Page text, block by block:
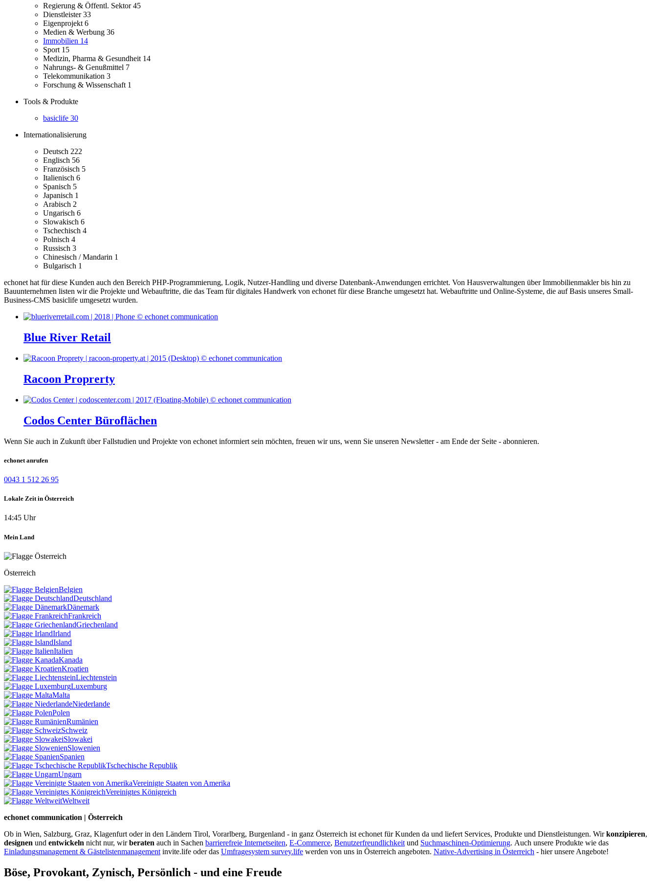
Regierung & Öffentl. Sektor45
Dienstleister33
Eigenprojekt 6
Medien & Werbung 36
Immobilien 14
Sport 15
Medizin, Pharma & Gesundheit 14
Nahrungs- & Genußmittel 7
Telekommunikation 3
Forschung & Wissenschaft 1
Tools & Produkte
basiclife 30
Internationalisierung
Deutsch 222
Englisch 56
Französisch 5
Italienisch 6
Spanisch 5
Japanisch 1
Arabisch 2
Ungarisch 6
Slowakisch 6
Tschechisch 4
Polnisch 4
Russisch 3
Chinesisch / Mandarin 1
Bulgarisch 1
echonet hat für diese Kunden auch den Bereich PHP-Programmierung, Logik, Nutzer-Handling und diverse Datenbank-Anwendungen errichtet. Von Hausverwaltungen über Immobilienmakler bis hin zu
Bauunternehmen listen wir die Projekte und Webauftritte, die das Team für digitales Handwerk von echonet für diese Branche umgesetzt hat. Webauftritte und Online-Systeme, die auf Basis unseres Small-
Business-CMS basiclife umgesetzt wurden.
Blue River Retail
Racoon Proprerty
Codos Center Büroflächen
Wenn Sie auch in Zukunft über Fallstudien und Projekte von echonet informiert sein möchten, freuen wir uns, wenn Sie unseren Newsletter - am Ende der Seite - abonnieren.
echonet anrufen
0043 1 512 26 95
Lokale Zeit in Österreich
14:45 Uhr
Mein Land
Österreich
Belgien
Deutschland
Dänemark
Frankreich
Griechenland
Irland
Island
Italien
Kanada
Kroatien
Liechtenstein
Luxemburg
Malta
Niederlande
Polen
Rumänien
Schweiz
Slowakei
Slowenien
Spanien
Tschechische Republik
Ungarn
Vereinigte Staaten von Amerika
Vereinigtes Königreich
Weltweit
echonet communication | Österreich
Ob in Wien, Salzburg, Graz, Klagenfurt oder in den Ländern Tirol, Vorarlberg, Burgenland - in ganz Österreich ist echonet für Kunden da und liefert Services, Produkte und Dienstleistungen. Wirkonzipieren,
designen und entwickeln nicht nur, wirberaten auch in Sachen barrierefreie Internetseiten, E-Commerce, Benutzerfreundlichkeit und Suchmaschinen-Optimierung. Auch unsere Produkte wie das
Einladungsmanagement & Gästelistenmanagement invite.life oder das Umfragesystem survey.life werden von uns in Österreich angeboten. Native-Advertising in Österreich - hier unsere Angebote!
Böse, Provokant, Zynisch, Persönlich - und eine Freude